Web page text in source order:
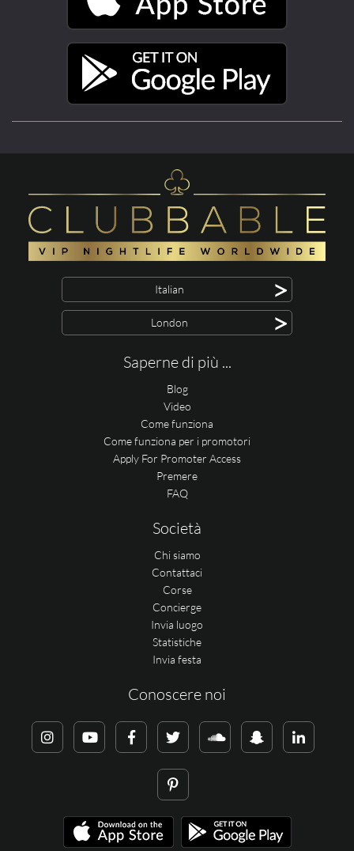
Italian >
London >
Saperne di più ...
Blog
Video
Come funziona
Come funziona per i promotori
Apply For Promoter Access
Premere
FAQ
Società
Chi siamo
Contattaci
Corse
Concierge
Invia luogo
Statistiche
Invia festa
Conoscere noi